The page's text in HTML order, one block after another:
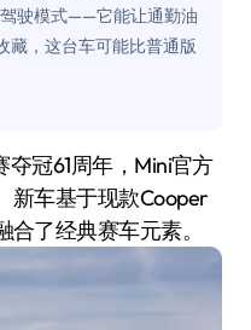
驶模式——它能让通勤油
藏，这台车可能比普通版
新车基于现款Cooper
了经典赛车元素。